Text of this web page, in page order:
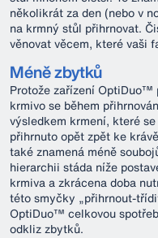
několikrát za den (nebo v
na krmný stůl přihrnovat.
věnovat věcem, které vaši
Méně zbytků
Protože zařízení
krmivo se během
výsledkem krmení, které
přihrnuto opět zpět ke
také znamená méně
hierarchii stáda níže
krmiva a zkrácena doba
této smyčky „přihrnout-
OptiDuo™ celkovou
odkliz zbytků.